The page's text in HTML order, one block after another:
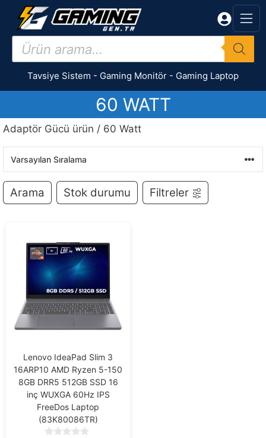
İçeriğe
Products
search
Tavsiye Sistem - Gaming Monitör - Gaming Laptop
60 WATT
Adaptör Gücü ürün / 60 Watt
Arama Stok durumu Filtreler
Lenovo IdeaPad Slim 3
16ARP10 AMD Ryzen 5-150
8GB DRR5 512GB SSD 16
inç WUXGA 60Hz IPS
FreeDos Laptop
(83K80086TR)